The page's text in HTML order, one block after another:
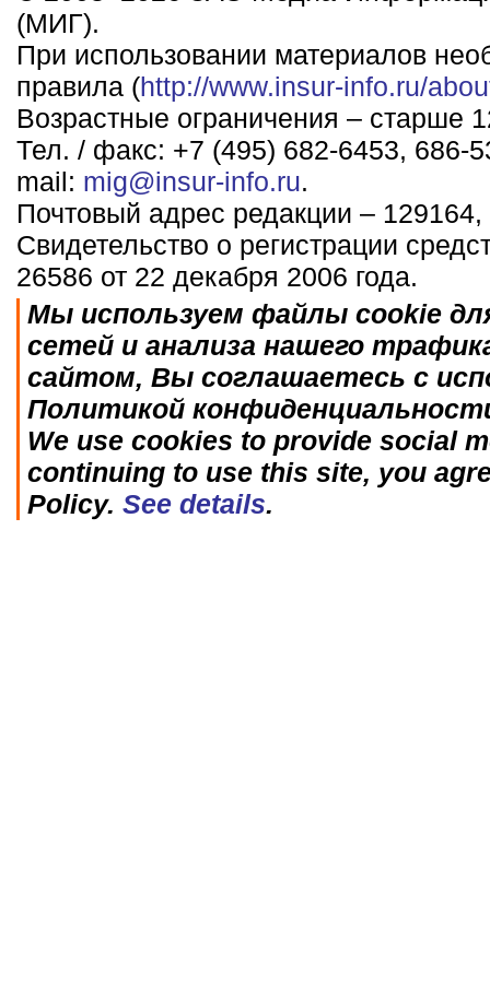
(МИГ).
При использовании материалов
правила (http://www.insur-info.ru/
Возрастные ограничения – старше
Тел. / факс: +7 (495) 682-6453, 686-
mail: mig@insur-info.ru.
Почтовый адрес редакции –
Свидетельство о регистрации
26586 от 22 декабря 2006 года.
Мы используем файлы cookie
сетей и анализа нашего
сайтом, Вы соглашаетесь с
Политикой
We use cookies to provide social
continuing to use this site, you
Policy. See details.